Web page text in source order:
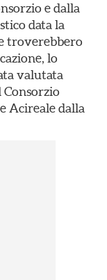
e dalla
data la
troverebbero
lo
valutata
Consorzio
Acireale dalla